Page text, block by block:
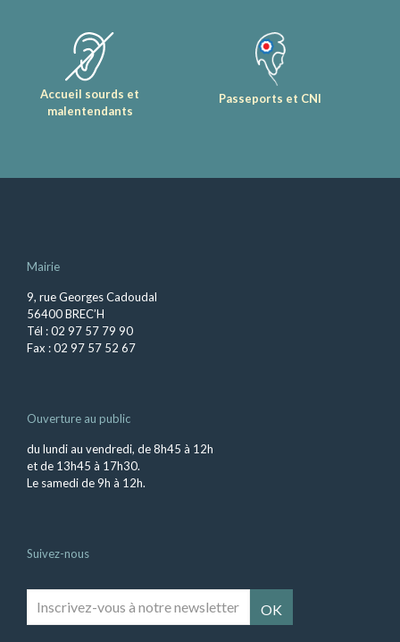
Accueil sourds et
malentendants
Passeports et CNI
Mairie
9, rue Georges Cadoudal
56400 BREC’H
Tél : 02 97 57 79 90
Fax : 02 97 57 52 67
Ouverture au public
du lundi au vendredi, de 8h45 à 12h
et de 13h45 à 17h30.
Le samedi de 9h à 12h.
Suivez-nous
vous